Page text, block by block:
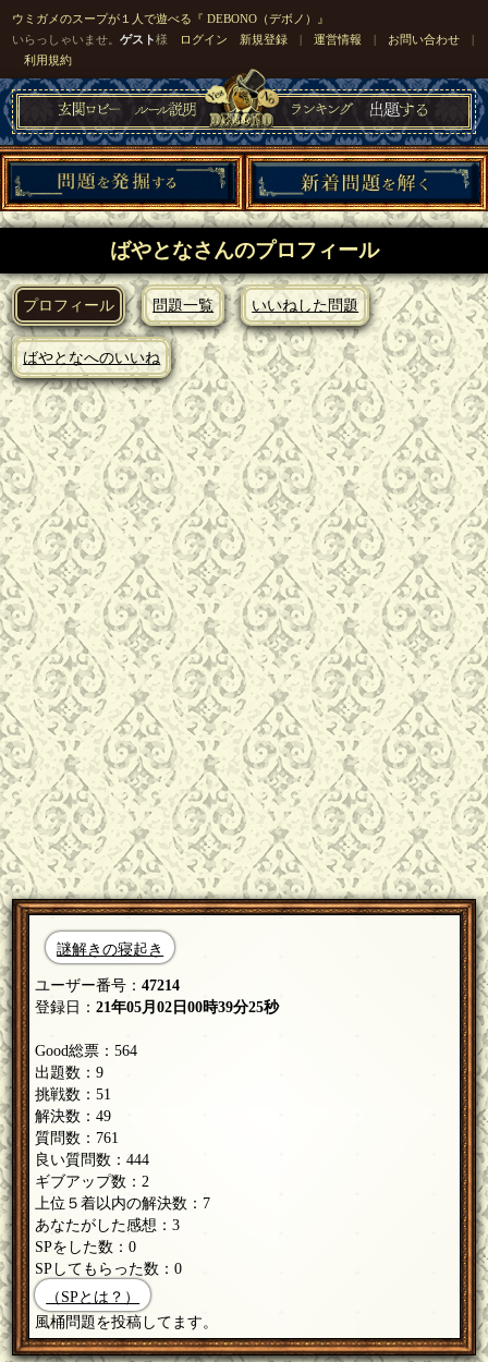
ウミガメのスープが１人で遊べる『 DEBONO（デボノ）』
いらっしゃいませ。ゲスト様 ログイン 新規登録 |運営情報 | お問い合わせ |
利用規約
ばやとなさんのプロフィール
プロフィール 問題一覧 いいねした問題
ばやとなへのいいね
謎解きの寝起き
ユーザー番号：47214
登録日：21年05月02日00時39分25秒
Good総票：564
出題数：9
挑戦数：51
解決数：49
質問数：761
良い質問数：444
ギブアップ数：2
上位５着以内の解決数：7
あなたがした感想：3
SPをした数：0
SPしてもらった数：0
（SPとは？）
風桶問題を投稿してます。